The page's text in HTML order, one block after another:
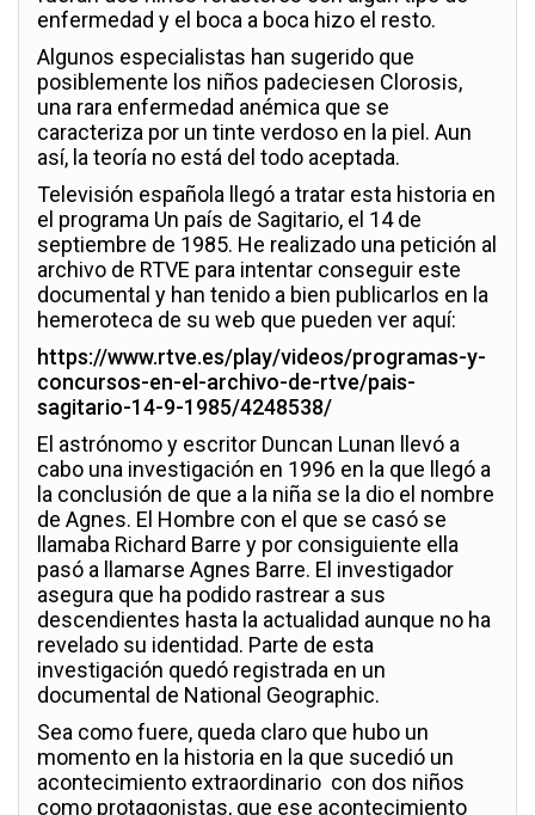
enfermedad y el boca a boca hizo el resto.
Algunos especialistas han sugerido que
posiblemente los niños padeciesen Clorosis,
una rara enfermedad anémica que se
caracteriza por un tinte verdoso en la piel. Aun
así, la teoría no está del todo aceptada.
Televisión española llegó a tratar esta historia en
el programa Un país de Sagitario, el 14 de
septiembre de 1985. He realizado una petición al
archivo de RTVE para intentar conseguir este
documental y han tenido a bien publicarlos en la
hemeroteca de su web que pueden ver aquí:
https://www.rtve.es/play/videos/programas-y-
concursos-en-el-archivo-de-rtve/pais-
sagitario-14-9-1985/4248538/
El astrónomo y escritor Duncan Lunan llevó a
cabo una investigación en 1996 en la que llegó a
la conclusión de que a la niña se la dio el nombre
de Agnes. El Hombre con el que se casó se
llamaba Richard Barre y por consiguiente ella
pasó a llamarse Agnes Barre. El investigador
asegura que ha podido rastrear a sus
descendientes hasta la actualidad aunque no ha
revelado su identidad. Parte de esta
investigación quedó registrada en un
documental de National Geographic.
Sea como fuere, queda claro que hubo un
momento en la historia en la que sucedió un
acontecimiento extraordinario con dos niños
como protagonistas, que ese acontecimiento